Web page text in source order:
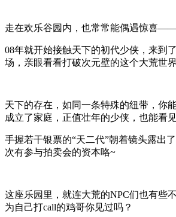
走在欢乐谷园内，也常常能偶遇惊喜
08年就开始接触天下的初代少侠，来到
场，亲眼看看打破次元壁的这个大荒世界
天下的存在，如同一条特殊的纽带，你
成立了家庭，正值壮年的少侠，也能看
手握若干银票的“天二代”朝着镜头露出
次有参与拍卖会的资本咯~
这座乐园里，就连大荒的NPC们也有
为自己打call的鸡哥你见过吗？